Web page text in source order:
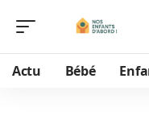
Actu Bébé